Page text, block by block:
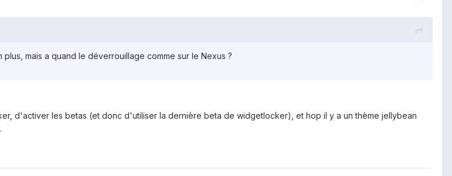
mais a quand le déverrouillage comme sur le Nexus ?
d'activer les betas (et donc d'utiliser la dernière beta de widgetlocker), et hop il y a un thème jellybean